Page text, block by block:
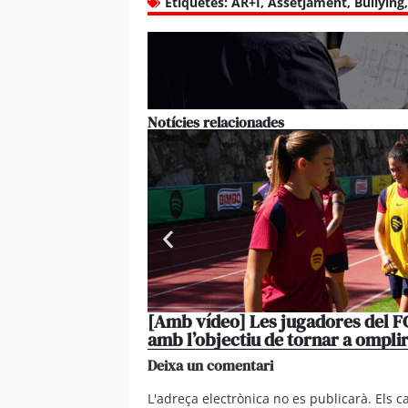
Notícies relacionades
[Amb vídeo] Les jugadores del
amb l’objectiu de tornar a
Deixa un comentari
L'adreça electrònica no es publicarà. Els